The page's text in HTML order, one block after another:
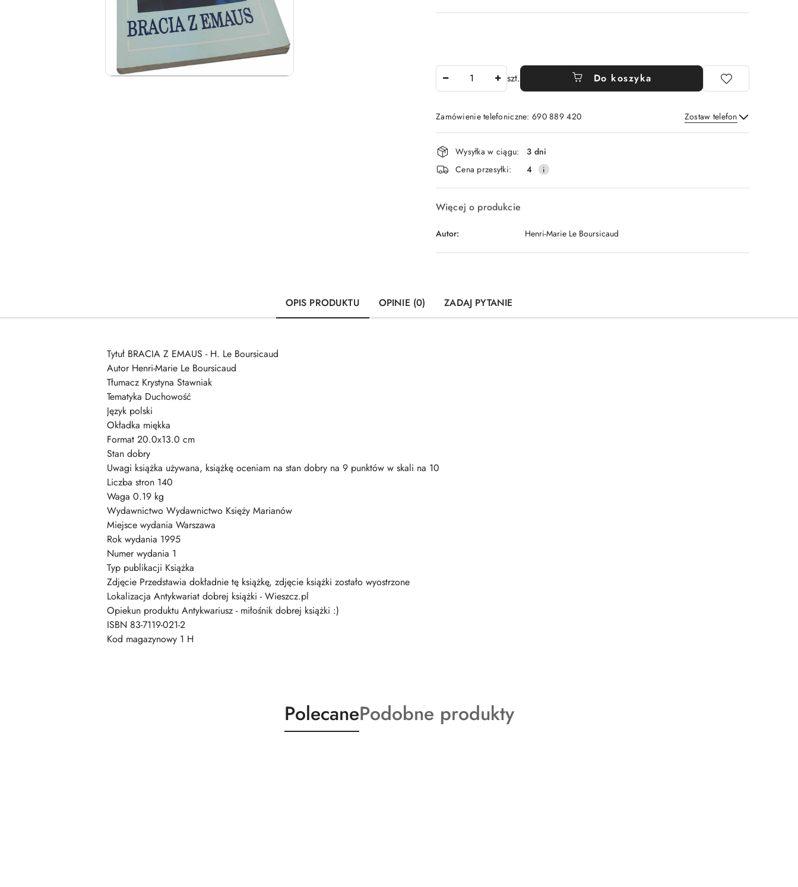
szt. Do koszyka
Zamówienie telefoniczne: 690 889 420 Zostaw telefon
Wyślij
Dostępność
i
dostawa
Wysyłka w ciągu:
3 dni
Cena przesyłki:
4
Więcej o produkcie
Autor: Henri-Marie Le Boursicaud
OPIS PRODUKTU OPINIE (0) ZADAJ PYTANIE
Tytuł BRACIA Z EMAUS - H. Le Boursicaud
Autor Henri-Marie Le Boursicaud
Tłumacz Krystyna Stawniak
Tematyka Duchowość
Język polski
Okładka miękka
Format 20.0x13.0 cm
Stan dobry
Uwagi książka używana, książkę oceniam na stan dobry na 9 punktów w skali na 10
Liczba stron 140
Waga 0.19 kg
Wydawnictwo Wydawnictwo Księży Marianów
Miejsce wydania Warszawa
Rok wydania 1995
Numer wydania 1
Typ publikacji Książka
Zdjęcie Przedstawia dokładnie tę książkę, zdjęcie książki zostało wyostrzone
Lokalizacja Antykwariat dobrej książki - Wieszcz.pl
Opiekun produktu Antykwariusz - miłośnik dobrej książki :)
ISBN 83-7119-021-2
Kod magazynowy 1 H
Produkty
o
PolecaneProdukty
o
Podobne produkty